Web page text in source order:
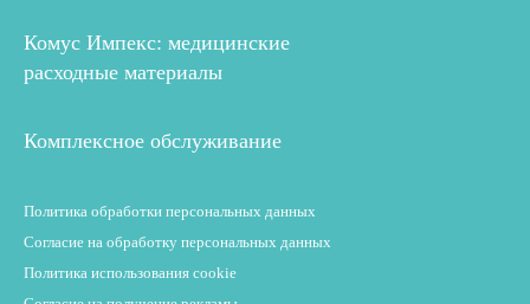
Комус Импекс: медицинские
расходные материалы
Комплексное обслуживание
Политика обработки персональных данных
Согласие на обработку персональных данных
Политика использования cookie